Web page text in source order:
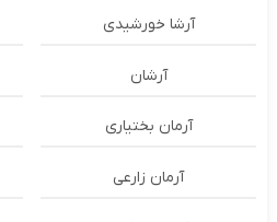
آرشا خورشیدی
آرشان
آرمان بختیاری
آرمان زارعی